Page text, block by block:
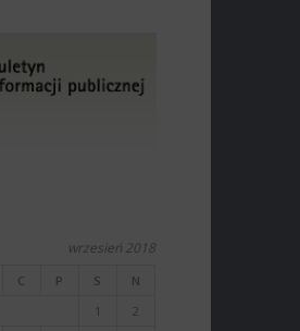
wrzesień 2018
C P S
N
1
2